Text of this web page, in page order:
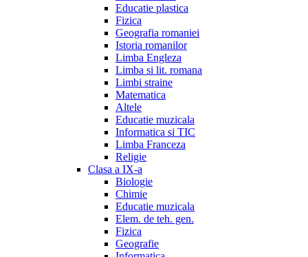
Educatie plastica
Fizica
Geografia romaniei
Istoria romanilor
Limba Engleza
Limba si lit. romana
Limbi straine
Matematica
Altele
Educatie muzicala
Informatica si TIC
Limba Franceza
Religie
Clasa a IX-a
Biologie
Chimie
Educatie muzicala
Elem. de teh. gen.
Fizica
Geografie